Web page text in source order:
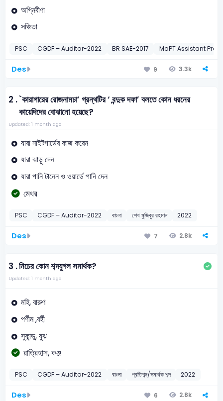
অগ্নিবীণা
সঞ্চিতা
PSC CGDF – Auditor-2022 BR SAE-2017 MoPT Assistant
Des 9 3.3k
2 .`কারাগারের রোজনামচা’ গ্রন্থটির ‘ বন্দুক দফা’ বলতে কোন ধরনের
কায়েদিদের বোঝানো হয়েছে?
Updated: 1 month ago
যারা নাইটগার্ডের কাজ করেন
যারা ঝাড়ু দেন
যারা পানি টানেন ও ওয়ার্ডে পানি দেন
মেথর
PSC CGDF – Auditor-2022 বাংলা শেখ মুজিবুর রহমান 2022
Des 7 2.8k
3 .নিচের কোন শব্দযুগল সমার্থক?
Updated: 1 month ago
মহি, বারুণ
পর্ণীম ,বর্হী
সুকান্ডূ, যুঝ
রাত্রিহাস, কঞ্জ
PSC CGDF – Auditor-2022 বাংলা প্রতিশব্দ/সমার্থক শব্দ 2022
Des 6 2.8k